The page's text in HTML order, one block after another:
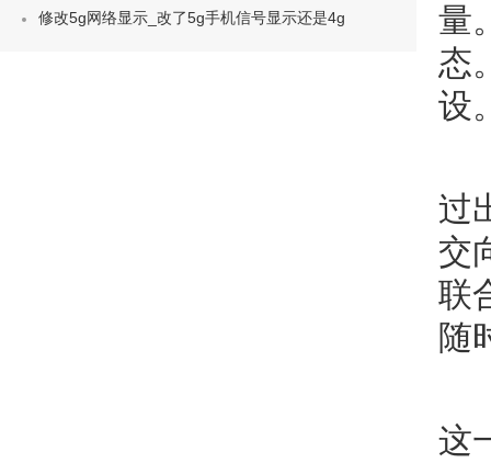
量
态
设
过
交
联
随
这
修改5g网络显示_改了5g手机信号显示还是4g